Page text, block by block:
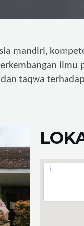
mandiri,
ilmu
taqwa